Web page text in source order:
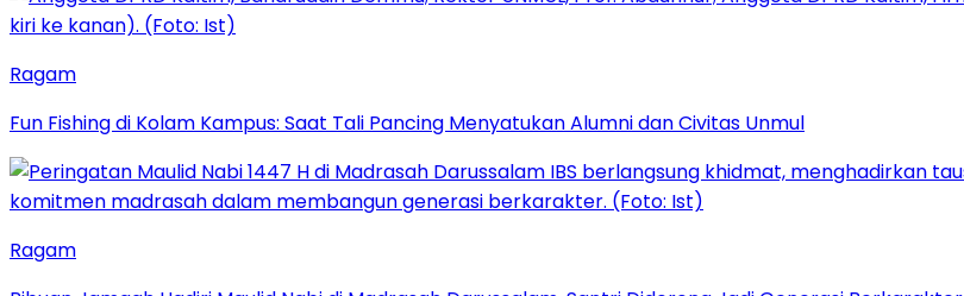
Ragam
Fun Fishing di Kolam Kampus: Saat Tali Pancing Menyatukan Alumni dan Civitas Unmul
Ragam